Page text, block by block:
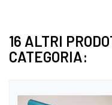
16 ALTRI
CATEGORIA: